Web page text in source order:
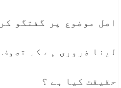
اصل موضوع پر گفتگو
لینا ضروری ہے کہ
حقیقت کیا ہے ؟